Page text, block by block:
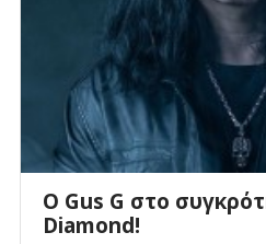
O Gus G στο
Diamond!